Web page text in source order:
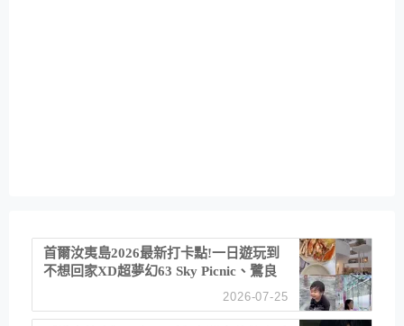
首爾汝夷島2026最新打卡點!一日遊玩到
不想回家XD超夢幻63 Sky Picnic、鷺良
津帝王蟹大餐、《淚之女王》拍攝地、漢
江公園免費玩水
2026-07-25